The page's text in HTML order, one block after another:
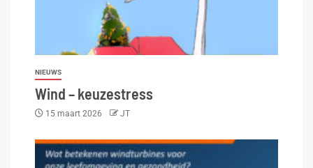
NIEUWS
Wind – keuzestress
15 maart 2026 JT